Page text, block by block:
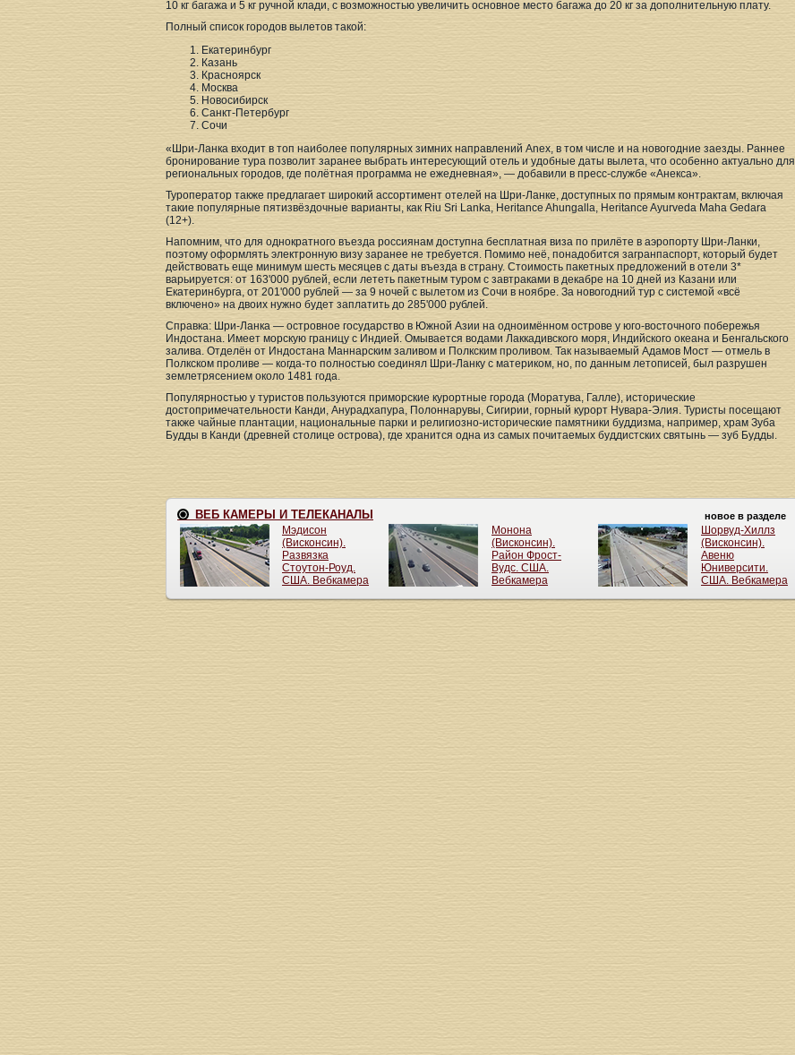
10 кг багажа и 5 кг ручной клади, с возможностью увеличить основное место багажа до 20 кг за дополнительную плату.
Полный список городов вылетов такой:
Екатеринбург
Казань
Красноярск
Москва
Новосибирск
Санкт-Петербург
Сочи
«Шри-Ланка входит в топ наиболее популярных зимних направлений Anex, в том числе и на новогодние заезды. Раннее
бронирование тура позволит заранее выбрать интересующий отель и удобные даты вылета, что особенно актуально для
региональных городов, где полётная программа не ежедневная», — добавили в пресс-службе «Анекса».
Туроператор также предлагает широкий ассортимент отелей на Шри-Ланке, доступных по прямым контрактам, включая
такие популярные пятизвёздочные варианты, как Riu Sri Lanka, Heritance Ahungalla, Heritance Ayurveda Maha Gedara
(12+).
Напомним, что для однократного въезда россиянам доступна бесплатная виза по прилёте в аэропорту Шри-Ланки,
поэтому оформлять электронную визу заранее не требуется. Помимо неё, понадобится загранпаспорт, который будет
действовать еще минимум шесть месяцев с даты въезда в страну. Стоимость пакетных предложений в отели 3*
варьируется: от 163'000 рублей, если лететь пакетным туром с завтраками в декабре на 10 дней из Казани или
Екатеринбурга, от 201'000 рублей — за 9 ночей с вылетом из Сочи в ноябре. За новогодний тур с системой «всё
включено» на двоих нужно будет заплатить до 285'000 рублей.
Справка: Шри-Ланка — островное государство в Южной Азии на одноимённом острове у юго-восточного побережья
Индостана. Имеет морскую границу с Индией. Омывается водами Лаккадивского моря, Индийского океана и Бенгальского
залива. Отделён от Индостана Маннарским заливом и Полкским проливом. Так называемый Адамов Мост — отмель в
Полкском проливе — когда-то полностью соединял Шри-Ланку с материком, но, по данным летописей, был разрушен
землетрясением около 1481 года.
Популярностью у туристов пользуются приморские курортные города (Моратува, Галле), исторические
достопримечательности Канди, Анурадхапура, Полоннарувы, Сигирии, горный курорт Нувара-Элия. Туристы посещают
также чайные плантации, национальные парки и религиозно-исторические памятники буддизма, например, храм Зуба
Будды в Канди (древней столице острова), где хранится одна из самых почитаемых буддистских святынь — зуб Будды.